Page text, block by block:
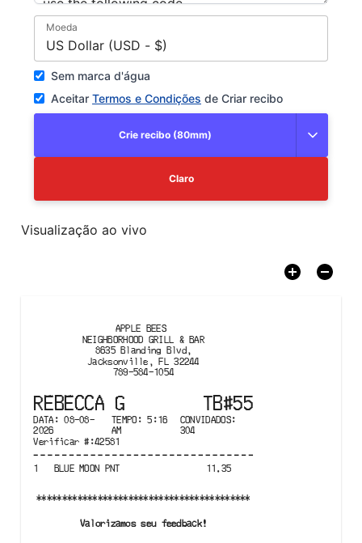
Moeda
US Dollar (USD - $)
Sem marca d'água
Aceitar Termos e Condições de Criar recibo
Crie recibo (80mm)
Claro
Visualização ao vivo
APPLE BEES
NEIGHBORHOOD GRILL & BAR
8635 Blanding Blvd,
Jacksonville, FL 32244
789-584-1054
REBECCA G TB#55
DATA :08-08-
2026
TEMPO :5:16
AM
CONVIDADOS:
304
Verificar # :42581
1 BLUE MOON PNT 11.35
******************************************
Valorizamos seu feedback!